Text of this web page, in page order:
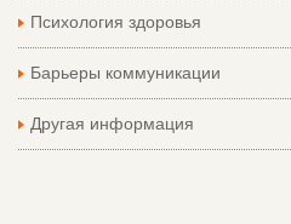
Психология здоровья
Барьеры коммуникации
Другая информация